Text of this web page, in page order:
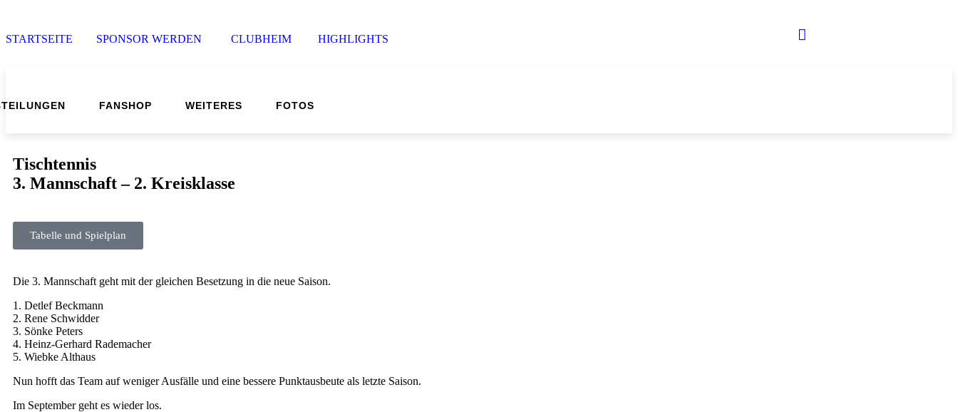
STARTSEITE SPONSOR WERDEN CLUBHEIM HIGHLIGHTS
FANSHOP WEITERES FOTOS
Tischtennis
3. Mannschaft – 2. Kreisklasse
Tabelle und Spielplan
Die 3. Mannschaft geht mit der gleichen Besetzung in die neue Saison.
1. Detlef Beckmann
2. Rene Schwidder
3. Sönke Peters
4. Heinz-Gerhard Rademacher
5. Wiebke Althaus
Nun hofft das Team auf weniger Ausfälle und eine bessere Punktausbeute als letzte Saison.
Im September geht es wieder los.